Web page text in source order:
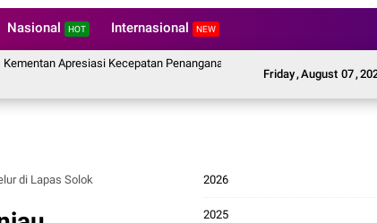
Nasional HOT Internasional NEW
Friday,August 07,
Apresiasi Kecepatan Penanganan Pascabencana Sektor Pertanian
di Lapas Solok 2026
2025